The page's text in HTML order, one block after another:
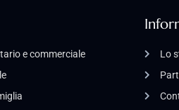
e commerciale
Lo